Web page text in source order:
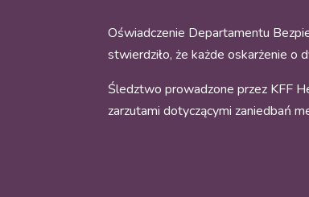
Oświadczenie Departamentu
stwierdziło, że każde oskarżenie o
Śledztwo prowadzone przez KFF
zarzutami dotyczącymi zaniedbań